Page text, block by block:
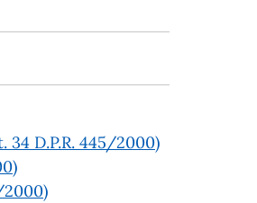
D.P.R. 445/2000)
2000)